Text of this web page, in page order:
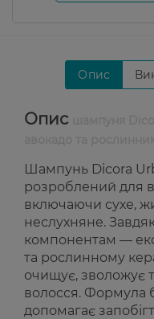
Опис
Опис
Шампунь Dicora
розроблений для
включаючи сухе,
неслухняне.
компонентам —
та рослинному
очищує, зволожує
волосся. Формула
допомагає